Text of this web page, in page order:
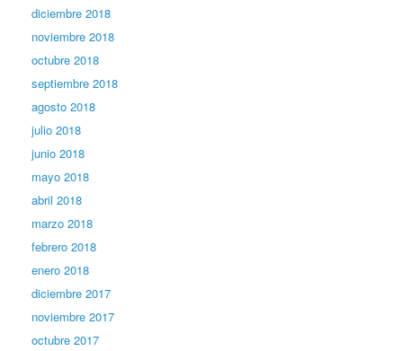
diciembre 2018
noviembre 2018
octubre 2018
septiembre 2018
agosto 2018
julio 2018
junio 2018
mayo 2018
abril 2018
marzo 2018
febrero 2018
enero 2018
diciembre 2017
noviembre 2017
octubre 2017